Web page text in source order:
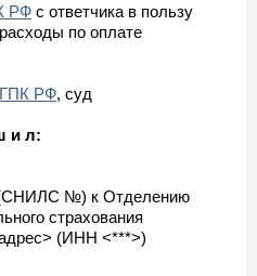
РФ с ответчика в пользу
по оплате
РФ, суд
и л:
(СНИЛС №) к Отделению
страхования
(ИНН <***>)